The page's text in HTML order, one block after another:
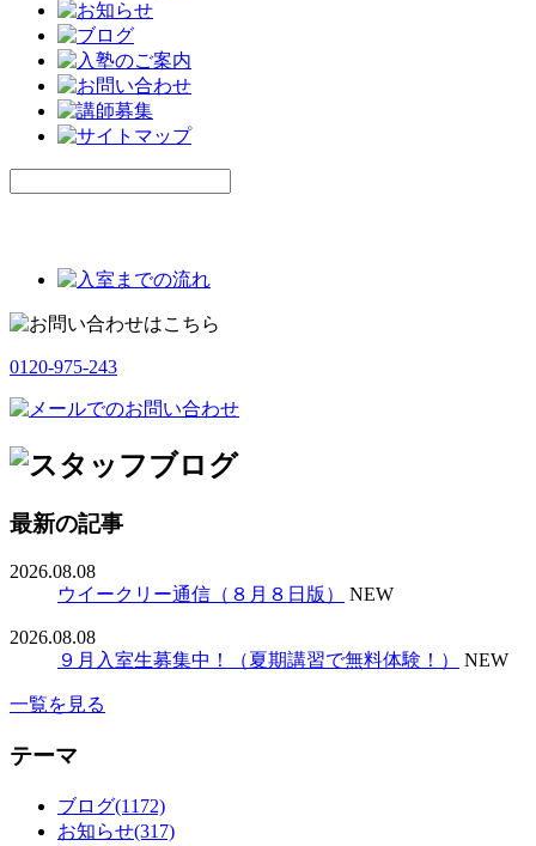
0120-975-243
最新の記事
2026.08.08
ウイークリー通信（８月８日版）
NEW
2026.08.08
９月入室生募集中！（夏期講習で無料体験！）
NEW
一覧を見る
テーマ
ブログ(1172)
お知らせ(317)